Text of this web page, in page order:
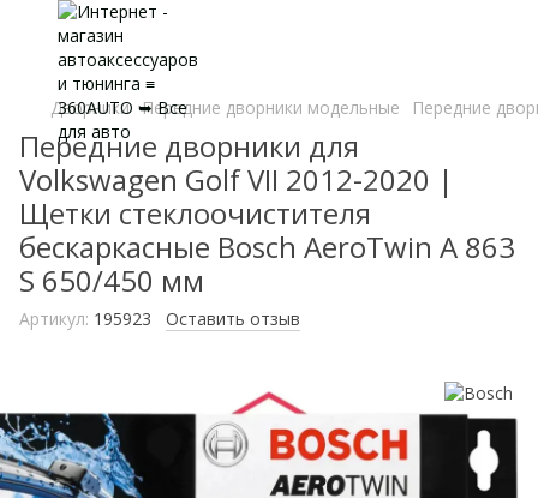
Дворники Передние дворники модельные Передние
Передние дворники для
Volkswagen Golf VII 2012-2020 |
Щетки стеклоочистителя
бескаркасные Bosch AeroTwin A 863
S 650/450 мм
Артикул: 195923 Оставить отзыв